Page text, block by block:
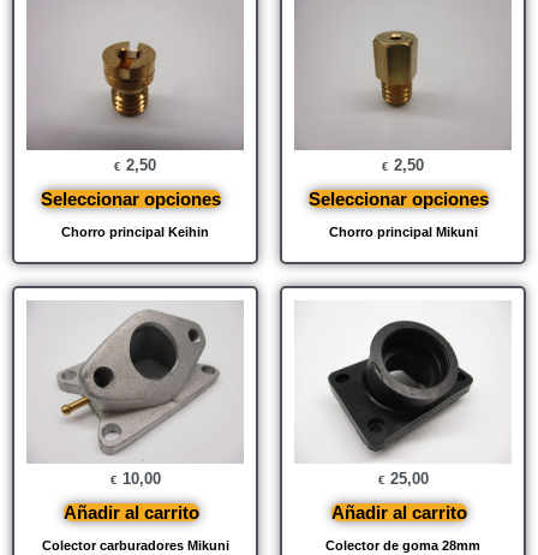
Chorro principal Keihin
€ 2,50
Seleccionar opciones
Chorro principal Mikuni
€ 2,50
Seleccionar opciones
Colector carburadores Mikuni
€ 10,00
Añadir al carrito
Colector de goma 28mm
€ 25,00
Añadir al carrito